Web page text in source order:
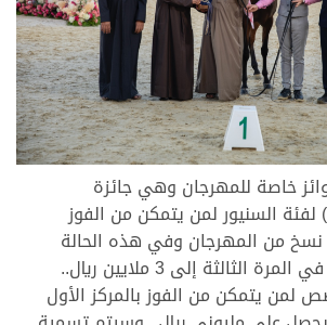
خاصة للمهرجان وهي جائزة
الأسطورة (Legend) لفئة السنيور لمن يتمكن من الفوز
بالمركز الأول في 3 نسخ من المهرجان وفي هذه الحالة
ترتفع قيمة الجائزة في المرة الثالثة إلى 3 ملايين ريال..
لمن يتمكن من الفوز بالمركز الأول